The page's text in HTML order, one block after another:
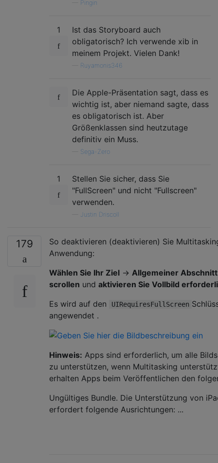
Pingin
1
Ist das Storyboard auch
obligatorisch? Ich verwende xib in
meinem Projekt. Vielen Dank!
Ruyamonis346
Die Apple-Präsentation sagt, dass es
wichtig ist, aber niemand sagte, dass
es obligatorisch ist. Aber
Größenklassen sind heutzutage
definitiv ein Muss.
Sega-Zero
1
Stellen Sie sicher, dass Sie
"FullScreen" und nicht "Fullscreen"
verwenden.
Justin Driscoll
179
So deaktivieren (deaktivieren) Sie
Anwendung:
Wählen Sie Ihr Ziel → Allgemeiner Abschnitt
scrollen und aktivieren Sie Vollbild
Es wird auf den
UIRequiresFullScreen
angewendet .
Hinweis: Apps sind erforderlich, um alle
zu unterstützen, wenn Multitasking
erhalten Apps beim Veröffentlichen den
Ungültiges Bundle. Die Unterstützung von
erfordert folgende Ausrichtungen: ...